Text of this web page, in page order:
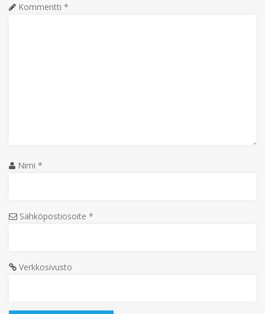
Kommentti *
Nimi *
Sähköpostiosoite *
Verkkosivusto